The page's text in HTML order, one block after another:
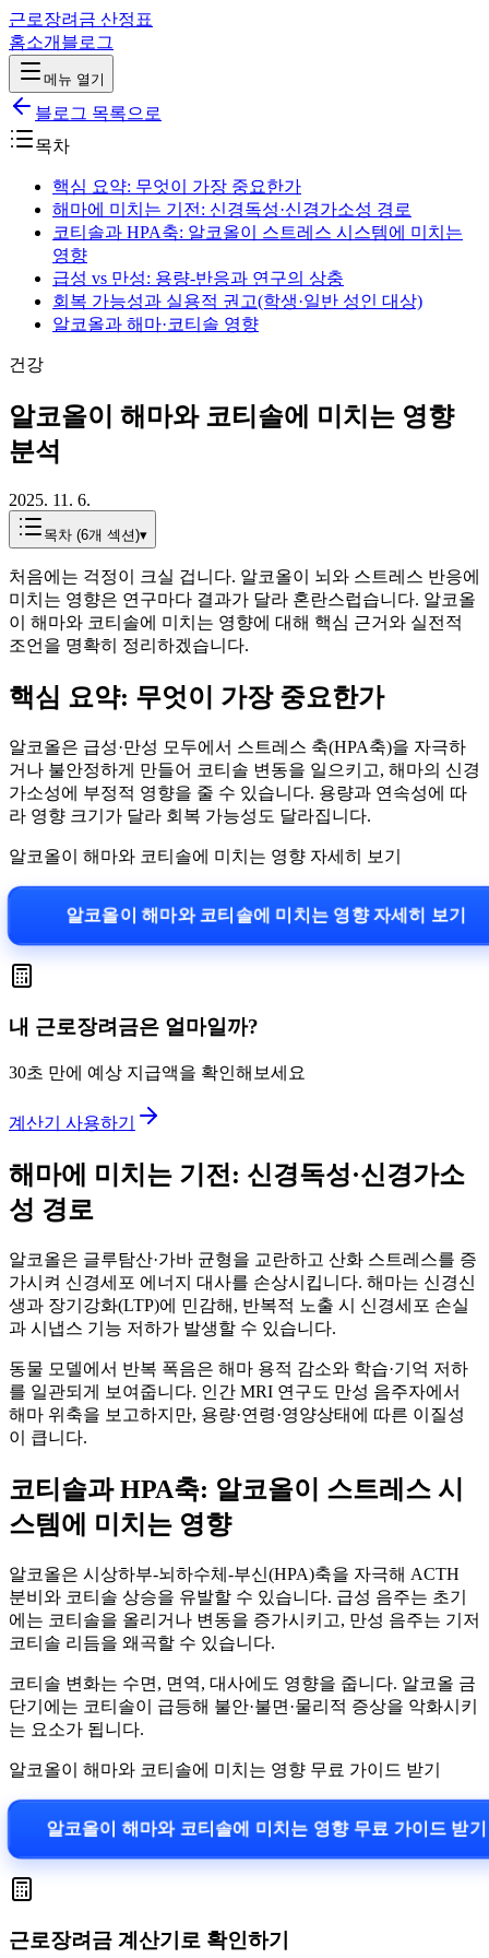
근로장려금 산정표
홈소개 블로그
메뉴 열기
블로그 목록으로
목차
핵심 요약: 무엇이 가장 중요한가
해마에 미치는 기전: 신경독성·신경가소성 경로
코티솔과 HPA축: 알코올이 스트레스 시스템에 미치는
영향
급성 vs 만성: 용량-반응과 연구의 상충
회복 가능성과 실용적 권고(학생·일반 성인 대상)
알코올과 해마·코티솔 영향
건강
알코올이 해마와 코티솔에 미치는 영향
분석
2025. 11. 6.
목차 (6개 섹션)▾
처음에는 걱정이 크실 겁니다. 알코올이 뇌와 스트레스 반응에
미치는 영향은 연구마다 결과가 달라 혼란스럽습니다. 알코올
이 해마와 코티솔에 미치는 영향에 대해 핵심 근거와 실전적
조언을 명확히 정리하겠습니다.
핵심 요약: 무엇이 가장 중요한가
알코올은 급성·만성 모두에서 스트레스 축(HPA축)을 자극하
거나 불안정하게 만들어 코티솔 변동을 일으키고, 해마의 신경
가소성에 부정적 영향을 줄 수 있습니다. 용량과 연속성에 따
라 영향 크기가 달라 회복 가능성도 달라집니다.
알코올이 해마와 코티솔에 미치는 영향 자세히 보기
알코올이 해마와 코티솔에 미치는 영향 자세히 보기
내 근로장려금은 얼마일까?
30초 만에 예상 지급액을 확인해보세요
계산기 사용하기
해마에 미치는 기전: 신경독성·신경가소
성 경로
알코올은 글루탐산·가바 균형을 교란하고 산화 스트레스를 증
가시켜 신경세포 에너지 대사를 손상시킵니다. 해마는 신경신
생과 장기강화(LTP)에 민감해, 반복적 노출 시 신경세포 손실
과 시냅스 기능 저하가 발생할 수 있습니다.
동물 모델에서 반복 폭음은 해마 용적 감소와 학습·기억 저하
를 일관되게 보여줍니다. 인간 MRI 연구도 만성 음주자에서
해마 위축을 보고하지만, 용량·연령·영양상태에 따른 이질성
이 큽니다.
코티솔과 HPA축: 알코올이 스트레스 시
스템에 미치는 영향
알코올은 시상하부-뇌하수체-부신(HPA)축을 자극해 ACTH
분비와 코티솔 상승을 유발할 수 있습니다. 급성 음주는 초기
에는 코티솔을 올리거나 변동을 증가시키고, 만성 음주는 기저
코티솔 리듬을 왜곡할 수 있습니다.
코티솔 변화는 수면, 면역, 대사에도 영향을 줍니다. 알코올 금
단기에는 코티솔이 급등해 불안·불면·물리적 증상을 악화시키
는 요소가 됩니다.
알코올이 해마와 코티솔에 미치는 영향 무료 가이드 받기
알코올이 해마와 코티솔에 미치는 영향 무료 가이드 받기
근로장려금 계산기로 확인하기